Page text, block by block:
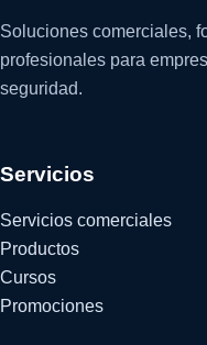
Soluciones comerciales,
profesionales para
seguridad.
Servicios
Servicios comerciales
Productos
Cursos
Promociones